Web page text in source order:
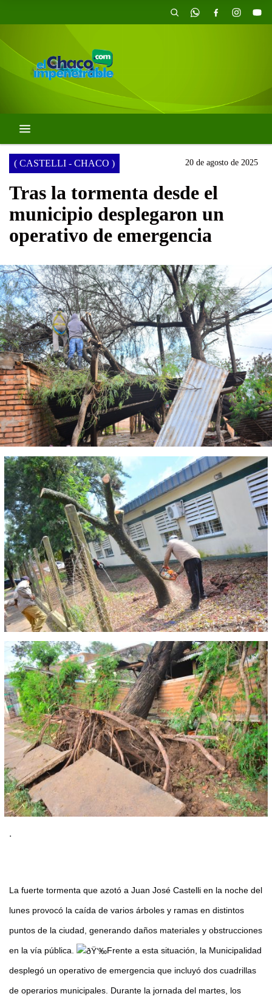
( CASTELLI - CHACO ) 20 de agosto de 2025
Tras la tormenta desde el
municipio desplegaron un
operativo de emergencia
.
La fuerte tormenta que azotó a Juan José Castelli en la noche del
lunes provocó la caída de varios árboles y ramas en distintos
puntos de la ciudad, generando daños materiales y obstrucciones
en la vía pública. Frente a esta situación, la Municipalidad
desplegó un operativo de emergencia que incluyó dos cuadrillas
de operarios municipales. Durante la jornada del martes, los